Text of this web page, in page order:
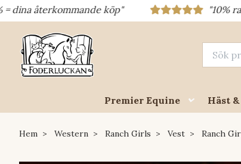
köp" "10% rabatt =
Premier Equine Häst
Hem Western Ranch Girls Vest Ranch